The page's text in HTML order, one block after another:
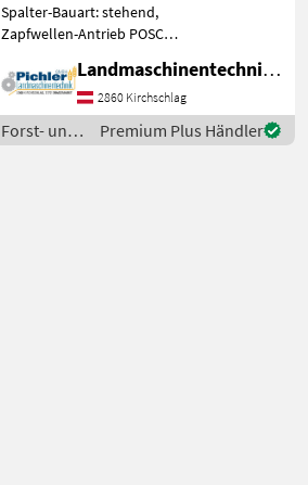
Spalter-Bauart: stehend,
Zapfwellen-Antrieb POSCH
inkl. Gelenkwelle Dem Alter
entsprechender Zustand!
Der Holzspalter der Marke
Landmaschinentechnik Pichler GmbH
2860 Kirchschlag
Forst- und
Holztechnik
Premium Plus Händler